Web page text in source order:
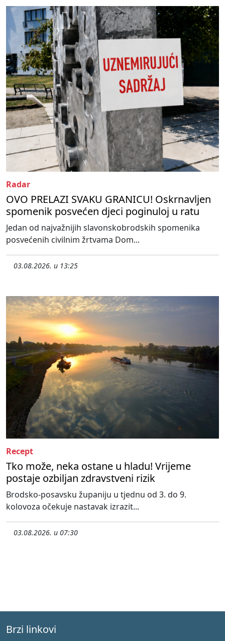
Radar
OVO PRELAZI SVAKU GRANICU! Oskrnavljen
spomenik posvećen djeci poginuloj u ratu
Jedan od najvažnijih slavonskobrodskih spomenika
posvećenih civilnim žrtvama Dom...
03.08.2026. u 13:25
Recept
Tko može, neka ostane u hladu! Vrijeme
postaje ozbiljan zdravstveni rizik
Brodsko-posavsku županiju u tjednu od 3. do 9.
kolovoza očekuje nastavak izrazit...
03.08.2026. u 07:30
Brzi linkovi